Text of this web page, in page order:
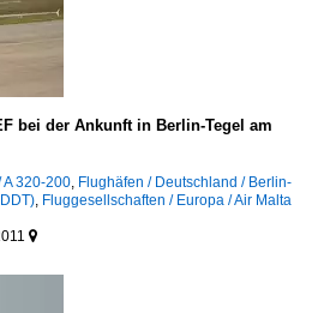
bei der Ankunft in Berlin-Tegel am
A 320-200 Flughäfen / Deutschland / Berlin-
Fluggesellschaften / Europa / Air Malta
